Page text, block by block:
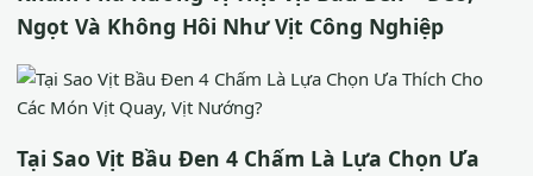
Ngọt Và Không Hôi Như Vịt Công Nghiệp
Tại Sao Vịt Bầu Đen 4 Chấm Là Lựa Chọn Ưa